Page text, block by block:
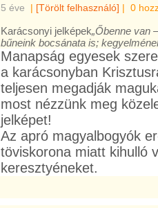
5 éve | [Törölt felhasználó] | 0
Karácsonyi jelképek„Őbenne van
bűneink bocsánata is;
Manapság egyesek
a karácsonyban
teljesen megadják
most nézzünk meg
jelképet!
Az apró magyalbogyók
töviskorona miatt kihulló
keresztyéneket.